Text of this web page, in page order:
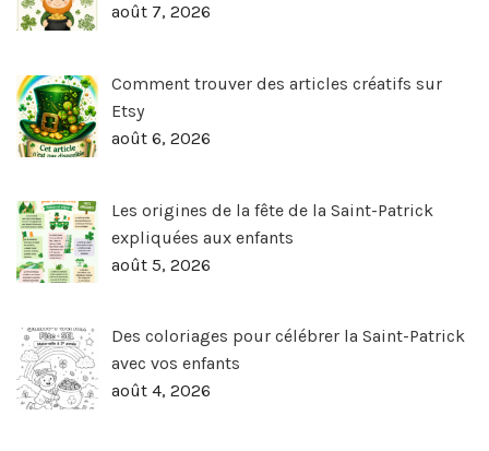
août 7, 2026
Comment trouver des articles créatifs sur
Etsy
août 6, 2026
Les origines de la fête de la Saint-Patrick
expliquées aux enfants
août 5, 2026
Des coloriages pour célébrer la Saint-Patrick
avec vos enfants
août 4, 2026